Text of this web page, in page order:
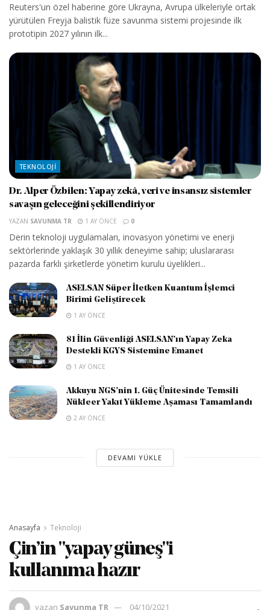
Reuters'un özel haberine göre Ukrayna, Avrupa ülkeleriyle ortak
yürütülen Freyja balistik füze savunma sistemi projesinde ilk
prototipin 2027 yılının ilk...
TEKNOLOJI
Dr. Alper Özbilen: Yapay zekâ, veri ve insansız sistemler
savaşın geleceğini şekillendiriyor
YAZAN SAVUNMA TR 1 AY ÖNCE 0
Derin teknoloji uygulamaları, inovasyon yönetimi ve enerji
sektörlerinde yaklaşık 30 yıllık deneyime sahip; uluslararası
pazarda farklı şirketlerde yönetim kurulu üyelikleri...
ASELSAN Süper İletken Kuantum İşlemci
Birimi Geliştirecek
1 AY ÖNCE
81 İlin Güvenliği ASELSAN’ın Yapay Zeka
Destekli KGYS Sistemine Emanet
1 AY ÖNCE
Akkuyu NGS’nin 1. Güç Ünitesinde Temsili
Nükleer Yakıt Yükleme Aşaması Tamamlandı
2 AY ÖNCE
DEVAMI YÜKLE
Anasayfa Teknoloji
Çin’in "yapay güneş"i
kullanıma hazır
yazan Savunma TR 04/10/2021